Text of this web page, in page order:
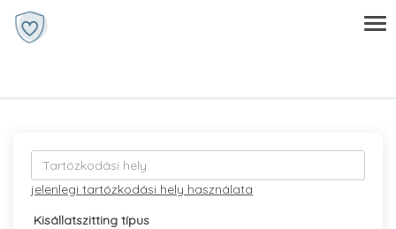
jelenlegi tartózkodási hely használata
Kisállatszitting típus